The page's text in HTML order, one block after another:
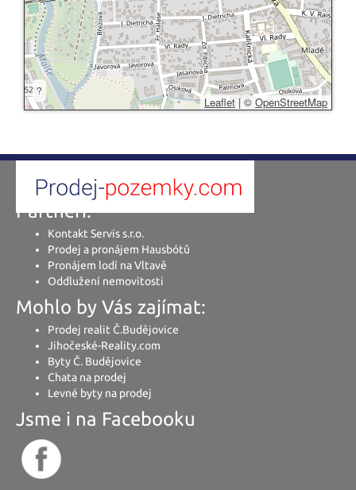
?
Leaflet |©OpenStreetMap
Partneři:
Kontakt Servis s.r.o.
Prodej a pronájem Hausbótů
Pronájem lodí na Vltavě
Oddlužení nemovitosti
Mohlo by Vás zajímat:
Prodej realit Č.Budějovice
Jihočeské-Reality.com
Byty Č. Budějovice
Chata na prodej
Levné byty na prodej
Jsme i na Facebooku